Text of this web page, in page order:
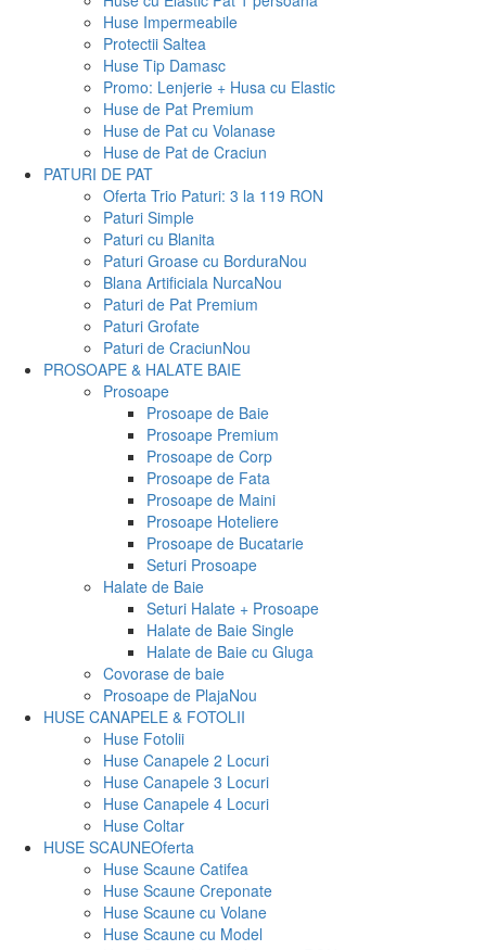
Huse Impermeabile
Protectii Saltea
Huse Tip Damasc
Promo: Lenjerie + Husa cu Elastic
Huse de Pat Premium
Huse de Pat cu Volanase
Huse de Pat de Craciun
PATURI DE PAT
Oferta Trio Paturi: 3 la 119 RON
Paturi Simple
Paturi cu Blanita
Paturi Groase cu BorduraNou
Blana Artificiala NurcaNou
Paturi de Pat Premium
Paturi Grofate
Paturi de CraciunNou
PROSOAPE & HALATE BAIE
Prosoape
Prosoape de Baie
Prosoape Premium
Prosoape de Corp
Prosoape de Fata
Prosoape de Maini
Prosoape Hoteliere
Prosoape de Bucatarie
Seturi Prosoape
Halate de Baie
Seturi Halate + Prosoape
Halate de Baie Single
Halate de Baie cu Gluga
Covorase de baie
Prosoape de PlajaNou
HUSE CANAPELE & FOTOLII
Huse Fotolii
Huse Canapele 2 Locuri
Huse Canapele 3 Locuri
Huse Canapele 4 Locuri
Huse Coltar
HUSE SCAUNEOferta
Huse Scaune Catifea
Huse Scaune Creponate
Huse Scaune cu Volane
Huse Scaune cu Model